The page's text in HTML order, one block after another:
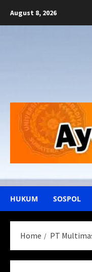
August 8, 2026
HUKUM SOSPOL
Home PT